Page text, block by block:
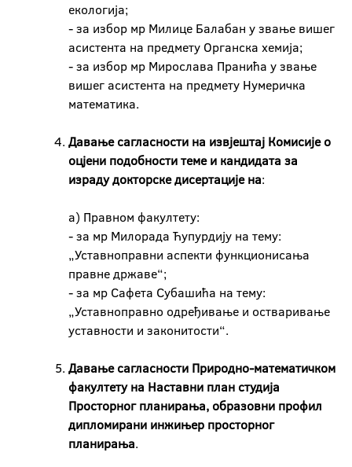
екологија;
- за избор мр Милице Балабан у звање вишег
асистента на предмету Органска хемија;
- за избор мр Мирослава Пранића у звање
вишег асистента на предмету Нумеричка
математика.
Давање сагласности на извјештај Комисије о
оцјени подобности теме и кандидата за
израду докторске дисертације на:
а) Правном факултету:
- за мр Милорада Ћупурдију на тему:
„Уставноправни аспекти функционисања
правне државе“;
- за мр Сафета Субашића на тему:
„Уставноправно одређивање и остваривање
уставности и законитости“.
Давање сагласности Природно-математичком
факултету на Наставни план студија
Просторног планирања, образовни профил
дипломирани инжињер просторног
планирања.